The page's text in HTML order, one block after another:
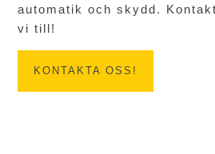
automatik och skydd.
vi till!
KONTAKTA OSS!